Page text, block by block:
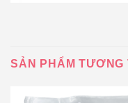
SẢN PHẨM TƯƠNG